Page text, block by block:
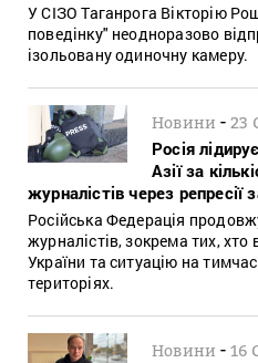
У СІЗО Таганрога Вікторію
поведінку" неодноразово
ізольовану одиночну камеру.
Новини -23
Росія
Азії за
журналістів через репресії
Російська Федерація
журналістів, зокрема тих, хто
України та ситуацію на
територіях.
Новини -16